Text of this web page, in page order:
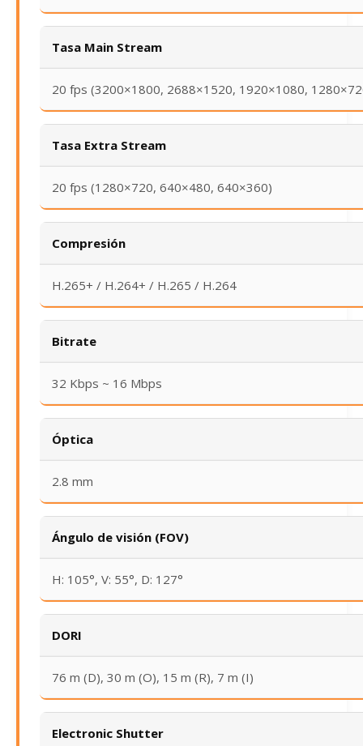
Tasa Main Stream
20 fps (3200×1800, 2688×1520, 1920×1080,
Tasa Extra Stream
20 fps (1280×720, 640×480, 640×360)
Compresión
H.265+ / H.264+ / H.265 / H.264
Bitrate
32 Kbps ~ 16 Mbps
Óptica
2.8 mm
Ángulo de visión (FOV)
H: 105°, V: 55°, D: 127°
DORI
76 m (D), 30 m (O), 15 m (R), 7 m (I)
Electronic Shutter